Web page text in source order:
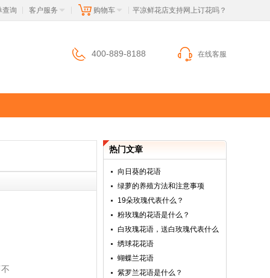
查询 客户服务 购物车 平凉鲜花店支持网上订花吗？
400-889-8188 在线客服
热门文章
向日葵的花语
绿萝的养殖方法和注意事项
19朵玫瑰代表什么？
粉玫瑰的花语是什么？
白玫瑰花语，送白玫瑰代表什么
绣球花花语
蝴蝶兰花语
紫罗兰花语是什么？